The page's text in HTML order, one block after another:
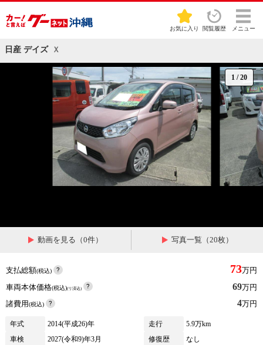
お気に入り 閲覧履歴 メニュー
日産 デイズ Ｘ
1 /20
動画を見る（0件） 写真一覧（20枚）
支払総額(税込) 73万円
車両本体価格(税込)(リ済込) 69万円
諸費用(税込) 4万円
年式 2014(平成26)年 走行
5.9万km
車検
2027(令和9)年3月 修復歴
なし